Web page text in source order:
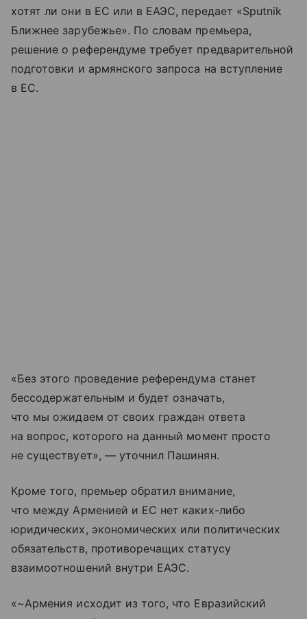
хотят ли они в ЕС или в ЕАЭС, передает «Sputnik
Ближнее зарубежье». По словам премьера,
решение о референдуме требует предварительной
подготовки и армянского запроса на вступление
в ЕС.
«Без этого проведение референдума станет
бессодержательным и будет означать,
что мы ожидаем от своих граждан ответа
на вопрос, которого на данный момент просто
не существует», — уточнил Пашинян.
Кроме того, премьер обратил внимание,
что между Арменией и ЕС нет каких-либо
юридических, экономических или политических
обязательств, противоречащих статусу
взаимоотношений внутри ЕАЭС.
«~Армения исходит из того, что Евразийский